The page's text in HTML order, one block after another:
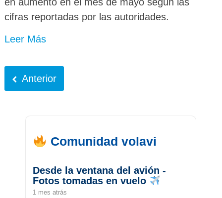
cifras reportadas por las autoridades.
Leer Más
Anterior
Comunidad volavi
Desde la ventana del avión -
Fotos tomadas en vuelo
1 mes atrás